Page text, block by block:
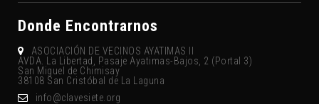
Donde Encontrarnos
ASOCIACIÓN DE VECINOS AYATIMAS II
AVDA. La Libertad, Pasaje Ayatimas-Bajos, 2 (Portal 3)
San Miguel de Chimisay
38108 San Cristóbal de La Laguna
gro.eteisevalc@ofni